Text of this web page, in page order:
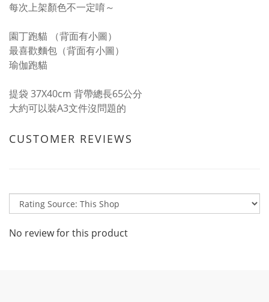
每次上架顏色不一定唷～
園丁跑貓 （背面有小圖）
最喜歡麵包（背面有小圖）
瑜伽跑貓
提袋 37X40cm 背帶總長65公分
大約可以裝A3文件沒問題的
CUSTOMER REVIEWS
No review for this product